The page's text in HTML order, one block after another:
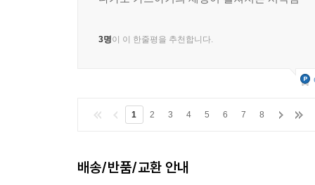
3명이 이 한줄평을 추천합니다.
1 2 3 4 5 6 7 8
배송/반품/교환 안내